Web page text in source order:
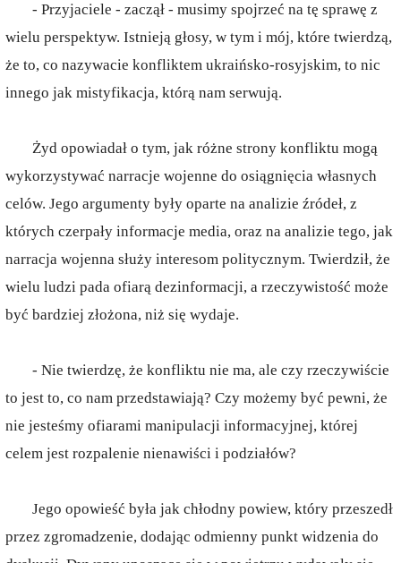
- Przyjaciele - zaczął - musimy spojrzeć na tę sprawę z
wielu perspektyw. Istnieją głosy, w tym i mój, które twierdzą,
że to, co nazywacie konfliktem ukraińsko-rosyjskim, to nic
innego jak mistyfikacja, którą nam serwują.
Żyd opowiadał o tym, jak różne strony konfliktu mogą
wykorzystywać narracje wojenne do osiągnięcia własnych
celów. Jego argumenty były oparte na analizie źródeł, z
których czerpały informacje media, oraz na analizie tego, jak
narracja wojenna służy interesom politycznym. Twierdził, że
wielu ludzi pada ofiarą dezinformacji, a rzeczywistość może
być bardziej złożona, niż się wydaje.
- Nie twierdzę, że konfliktu nie ma, ale czy rzeczywiście
to jest to, co nam przedstawiają? Czy możemy być pewni, że
nie jesteśmy ofiarami manipulacji informacyjnej, której
celem jest rozpalenie nienawiści i podziałów?
Jego opowieść była jak chłodny powiew, który przeszedł
przez zgromadzenie, dodając odmienny punkt widzenia do